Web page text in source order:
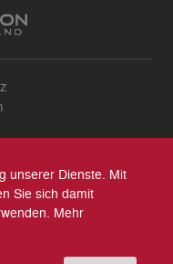
unserer Dienste. Mit
Sie sich damit
Mehr